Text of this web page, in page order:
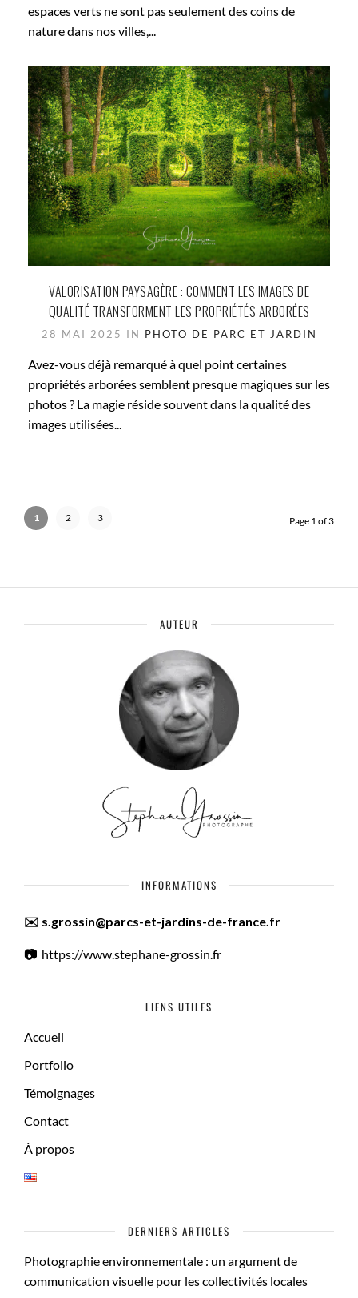
espaces verts ne sont pas seulement des coins de
nature dans nos villes,...
VALORISATION PAYSAGÈRE : COMMENT LES IMAGES DE
QUALITÉ TRANSFORMENT LES PROPRIÉTÉS ARBORÉES
28 MAI 2025 IN PHOTO DE PARC ET JARDIN
Avez-vous déjà remarqué à quel point certaines
propriétés arborées semblent presque magiques sur les
photos ? La magie réside souvent dans la qualité des
images utilisées...
1 2 3 Page 1 of 3
AUTEUR
INFORMATIONS
✉️ s.grossin@parcs-et-jardins-de-france.fr
📷 https://www.stephane-grossin.fr
LIENS UTILES
Accueil
Portfolio
Témoignages
Contact
À propos
DERNIERS ARTICLES
Photographie environnementale : un argument de
communication visuelle pour les collectivités locales